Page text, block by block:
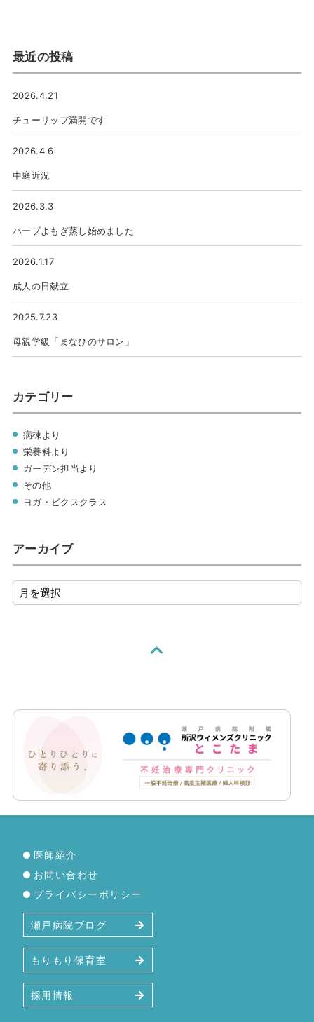
最近の投稿
チューリップ満開です
2026.4.21
中庭近況
2026.4.6
ハーブよもぎ蒸し始めました
2026.3.3
成人の日献立
2026.1.17
母親学級「まなびのサロン」
2025.7.23
カテゴリー
病棟より
栄養科より
ガーデン担当より
その他
ヨガ・ビクスクラス
アーカイブ
医師紹介
お問い合わせ
プライバシーポリシー
瀬戸病院ブログ
もりもり保育室
採用情報